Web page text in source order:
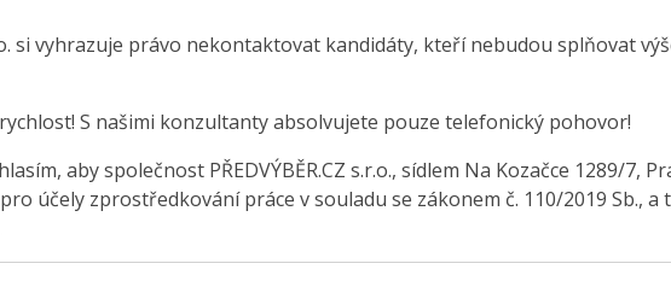
si vyhrazuje právo nekontaktovat kandidáty, kteří nebudou splňovat
S našimi konzultanty absolvujete pouze telefonický pohovor!
aby společnost PŘEDVÝBĚR.CZ s.r.o., sídlem Na Kozačce 1289/7,
účely zprostředkování práce v souladu se zákonem č. 110/2019 Sb., a